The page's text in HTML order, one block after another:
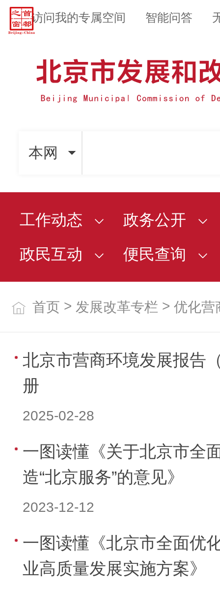
访问我的专属空间 智能问答
本网
工作动态
政务公开
政民互动
便民查询
首页 > 发展改革专栏 > 优化营
北京市营商环境发展报告
册
2025-02-28
一图读懂《关于北京市全
造“北京服务”的意见》
2023-12-12
一图读懂《北京市全面优
业高质量发展实施方案》